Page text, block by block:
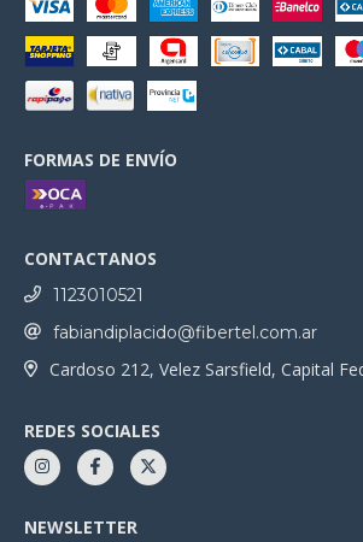
FORMAS DE ENVÍO
CONTACTANOS
1123010521
fabiandiplacido@fibertel.com.ar
Cardoso 212, Velez Sarsfield, Capital
REDES SOCIALES
NEWSLETTER